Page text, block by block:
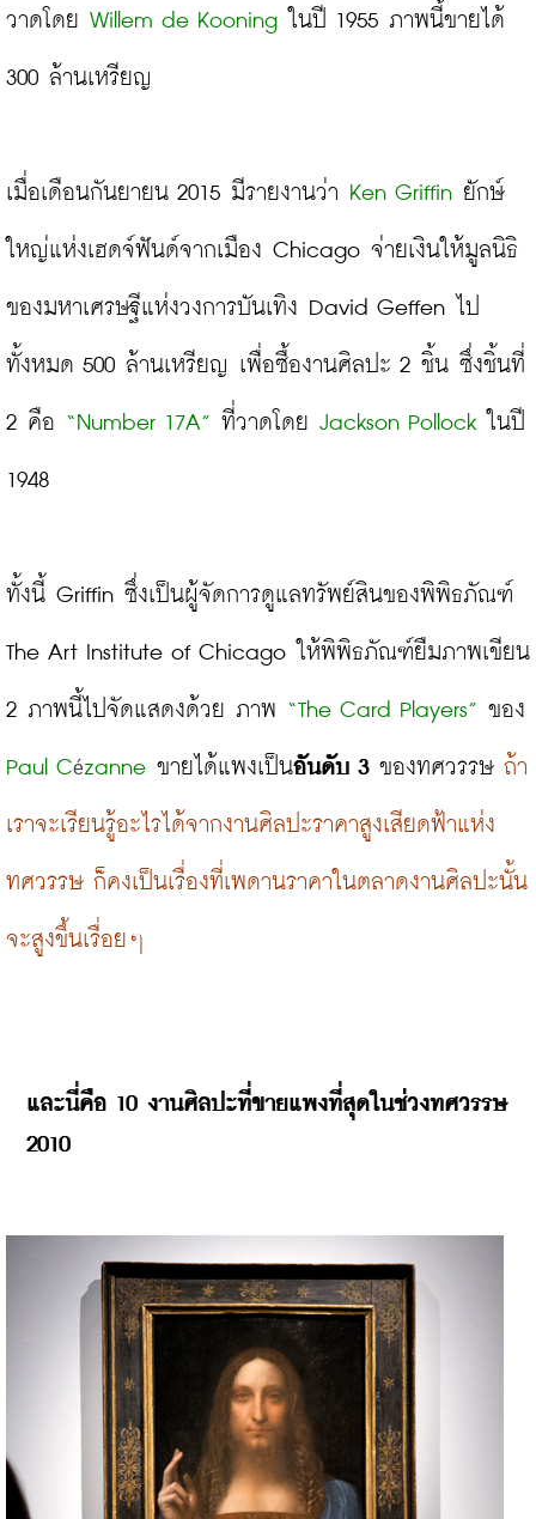
วาดโดย Willem de Kooning ในปี 1955 ภาพนี้ขายได้
300 ล้านเหรียญ
เมื่อเดือนกันยายน 2015 มีรายงานว่า Ken Griffin ยักษ์
ใหญ่แห่งเฮดจ์ฟันด์จากเมือง Chicago จ่ายเงินให้มูลนิธิ
ของมหาเศรษฐีแห่งวงการบันเทิง David Geffen ไป
ทั้งหมด 500 ล้านเหรียญ เพื่อซื้องานศิลปะ 2 ชิ้น ซึ่งชิ้นที่
2 คือ “Number 17A” ที่วาดโดย Jackson Pollock ในปี
1948
ทั้งนี้ Griffin ซึ่งเป็นผู้จัดการดูแลทรัพย์สินของพิพิธภัณฑ์
The Art Institute of Chicago ให้พิพิธภัณฑ์ยืมภาพเขียน
2 ภาพนี้ไปจัดแสดงด้วย ภาพ “The Card Players” ของ
Paul Cézanne ขายได้แพงเป็นอันดับ 3 ของทศวรรษ ถ้า
เราจะเรียนรู้อะไรได้จากงานศิลปะราคาสูงเสียดฟ้าแห่ง
ทศวรรษ ก็คงเป็นเรื่องที่เพดานราคาในตลาดงานศิลปะนั้น
จะสูงขึ้นเรื่อยๆ
และนี่คือ 10 งานศิลปะที่ขายแพงที่สุดในช่วงทศวรรษ
2010